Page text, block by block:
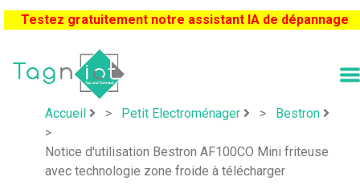
Testez gratuitement notre assistant IA de dépannage
Accueil > Petit Electroménager >
Bestron
>
Notice d'utilisation Bestron AF100CO Mini friteuse
avec technologie zone froide à télécharger